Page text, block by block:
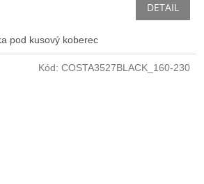
DETAIL
pod kusový koberec
Kód: COSTA3527BLACK_160-230